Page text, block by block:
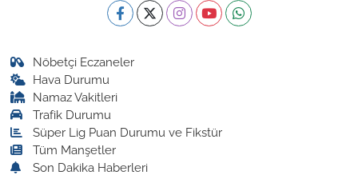
Nöbetçi Eczaneler
Hava Durumu
Namaz Vakitleri
Trafik Durumu
Süper Lig Puan Durumu ve Fikstür
Tüm Manşetler
Son Dakika Haberleri